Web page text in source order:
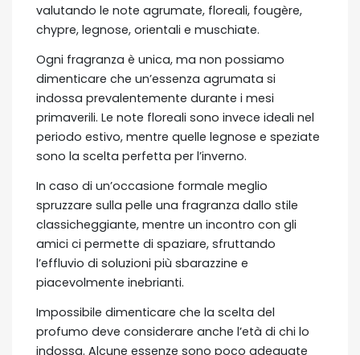
valutando le note agrumate, floreali, fougère,
chypre, legnose, orientali e muschiate.
Ogni fragranza è unica, ma non possiamo
dimenticare che un’essenza agrumata si
indossa prevalentemente durante i mesi
primaverili. Le note floreali sono invece ideali nel
periodo estivo, mentre quelle legnose e speziate
sono la scelta perfetta per l’inverno.
In caso di un’occasione formale meglio
spruzzare sulla pelle una fragranza dallo stile
classicheggiante, mentre un incontro con gli
amici ci permette di spaziare, sfruttando
l’effluvio di soluzioni più sbarazzine e
piacevolmente inebrianti.
Impossibile dimenticare che la scelta del
profumo deve considerare anche l’età di chi lo
indossa. Alcune essenze sono poco adeguate